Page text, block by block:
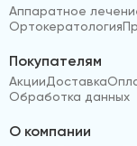
Аппаратное
Ортокератология
Покупателям
АкцииДоставка
Обработка данных
О компании